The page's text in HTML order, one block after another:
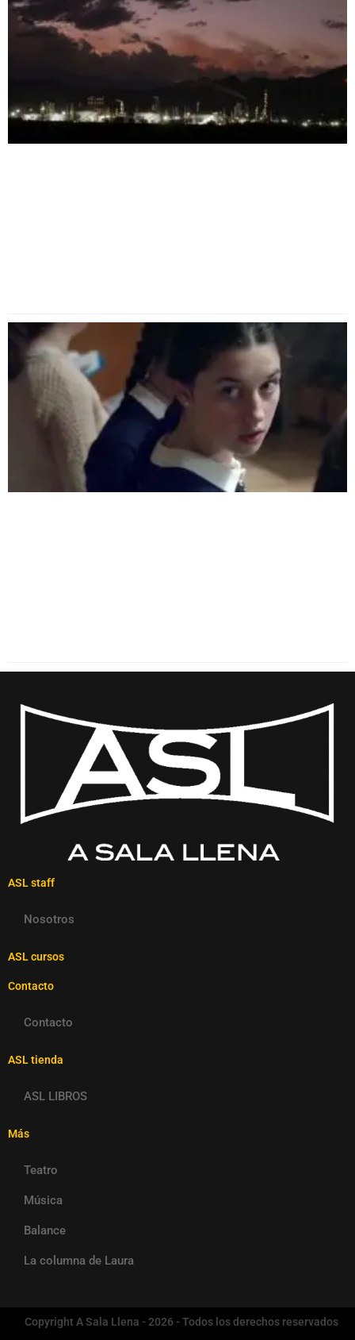
ASL staff
Nosotros
ASL cursos
Contacto
Contacto
ASL tienda
ASL LIBROS
Más
Teatro
Música
Balance
La columna de Laura
Copyright A Sala Llena - 2026 - Todos los derechos reservados